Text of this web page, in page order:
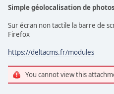
Simple géolocalisation de
Sur écran non tactile la barre de
Firefox
https://deltacms.fr/modules
You cannot view this